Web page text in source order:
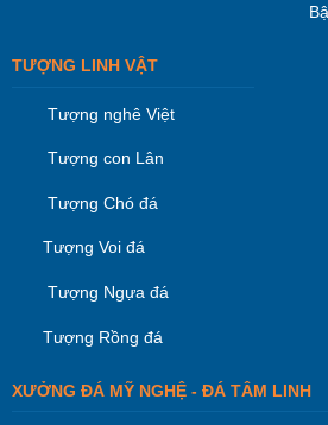
TƯỢNG LINH VẬT
Tượng nghê Việt
Tượng con Lân
Tượng Chó đá
Tượng Voi đá
Tượng Ngựa đá
Tượng Rồng đá
XƯỞNG ĐÁ MỸ NGHỆ - ĐÁ TÂM LINH